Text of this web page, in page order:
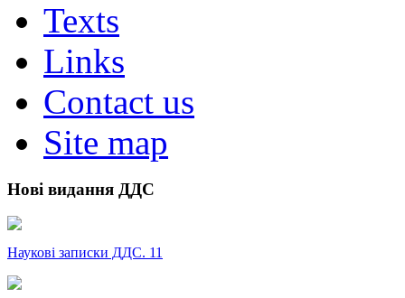
Texts
Links
Contact us
Site map
Нові видання ДДС
Наукові записки ДДС. 11